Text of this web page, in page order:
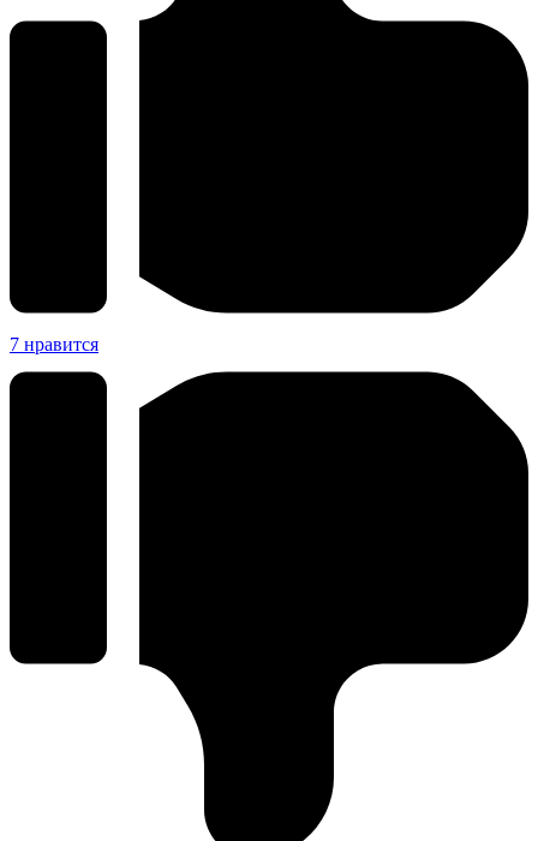
7 нравится